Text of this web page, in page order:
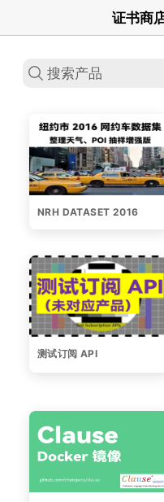
证书商
NRH DATASET 2016
测试订阅 API